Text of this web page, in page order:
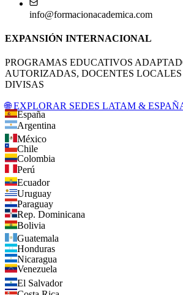
info@formacionacademica.com
EXPANSIÓN INTERNACIONAL
PROGRAMAS EDUCATIVOS
AUTORIZADAS, DOCENTES
DIVISAS
🌐 EXPLORAR SEDES LATAM &
España
Argentina
México
Chile
Colombia
Perú
Ecuador
Uruguay
Paraguay
Rep. Dominicana
Bolivia
Guatemala
Honduras
Nicaragua
Venezuela
El Salvador